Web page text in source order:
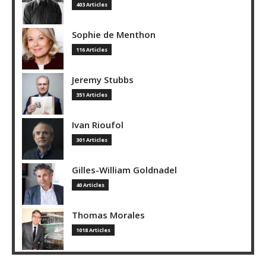
403 Articles
Sophie de Menthon
116 Articles
Jeremy Stubbs
351 Articles
Ivan Rioufol
301 Articles
Gilles-William Goldnadel
40 Articles
Thomas Morales
1018 Articles